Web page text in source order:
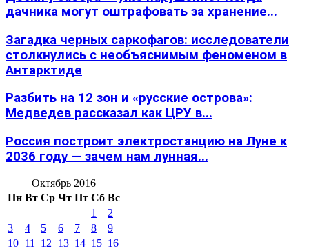
дачника могут оштрафовать за хранение...
Загадка черных саркофагов: исследователи
столкнулись с необъяснимым феноменом в
Антарктиде
Разбить на 12 зон и «русские острова»:
Медведев рассказал как ЦРУ в...
Россия построит электростанцию на Луне к
2036 году — зачем нам лунная...
Октябрь 2016
Пн Вт Ср Чт Пт Сб Вс
1
2
3
4 5 6 7 8
9
10 11 12 13 14 15 16